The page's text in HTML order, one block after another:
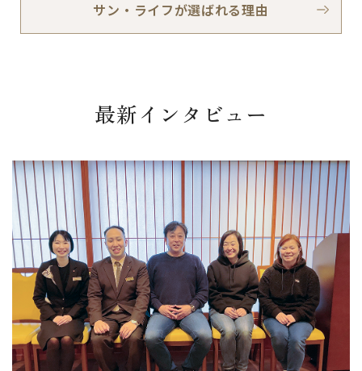
サン・ライフが選ばれる理由
最新インタビュー